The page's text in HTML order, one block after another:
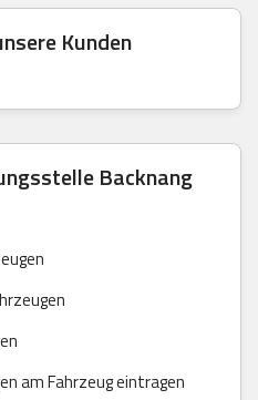
Kunden
Backnang
am Fahrzeug eintragen